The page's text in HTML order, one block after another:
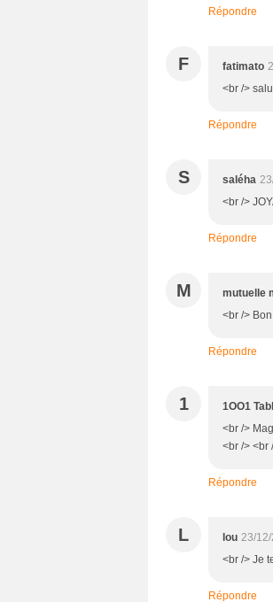
Répondre
F fatimato
<br />
Répondre
S saléha
<br />
Répondre
M mutuelle
<br />
Répondre
1 1OO1
<br />
<br /> <br
Répondre
L lou 23/
<br /> Je
Répondre